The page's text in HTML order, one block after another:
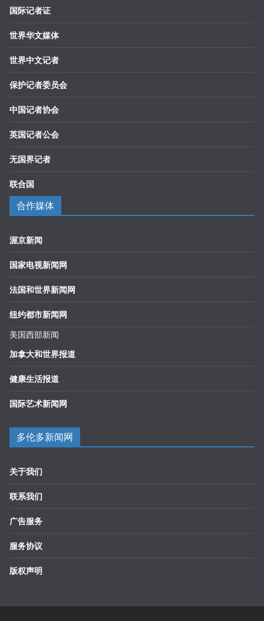
国际记者证
世界华文媒体
世界中文记者
保护记者委员会
中国记者协会
英国记者公会
无国界记者
联合国
合作媒体
渥京新闻
国家电视新闻网
法国和世界新闻网
纽约都市新闻网
美国西部新闻
加拿大和世界报道
健康生活报道
国际艺术新闻网
多伦多新闻网
关于我们
联系我们
广告服务
服务协议
版权声明